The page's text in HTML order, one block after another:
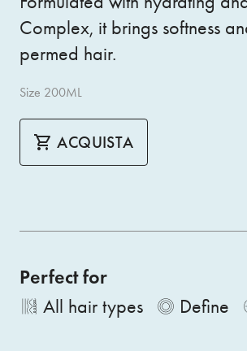
Complex, it brings softness
permed hair.
Size 200ML
ACQUISTA
Perfect for
All hair types Define